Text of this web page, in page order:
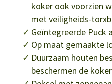
koker ook voorzien
met veiligheids-
Geïntegreerde Puck
Op maat gemaakte
Duurzaam houten
beschermen de